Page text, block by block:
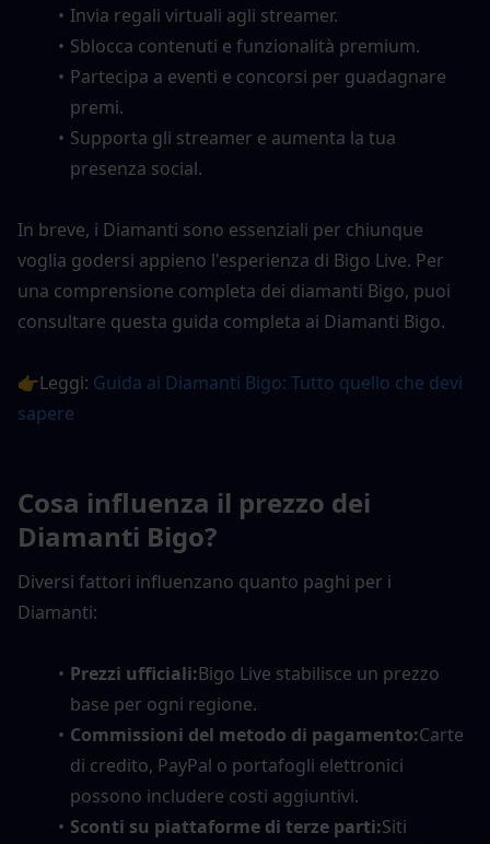
Invia regali virtuali agli streamer.
Sblocca contenuti e funzionalità premium.
Partecipa a eventi e concorsi per guadagnare
premi.
Supporta gli streamer e aumenta la tua
presenza social.
In breve, i Diamanti sono essenziali per chiunque
voglia godersi appieno l'esperienza di Bigo Live. Per
una comprensione completa dei diamanti Bigo, puoi
consultare questa guida completa ai Diamanti Bigo.
👉Leggi: Guida ai Diamanti Bigo: Tutto quello che devi
sapere
Cosa influenza il prezzo dei
Diamanti Bigo?
Diversi fattori influenzano quanto paghi per i
Diamanti:
Prezzi ufficiali:Bigo Live stabilisce un prezzo
base per ogni regione.
Commissioni del metodo di pagamento:Carte
di credito, PayPal o portafogli elettronici
possono includere costi aggiuntivi.
Sconti su piattaforme di terze parti:Siti